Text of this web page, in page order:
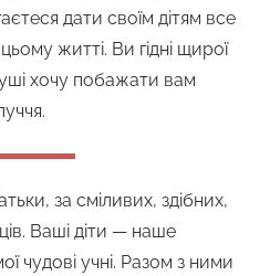
дати своїм дітям все
житті. Ви гідні щирої
хочу побажати вам
за сміливих, здібних,
Ваші діти — наше
чудові учні. Разом з ними